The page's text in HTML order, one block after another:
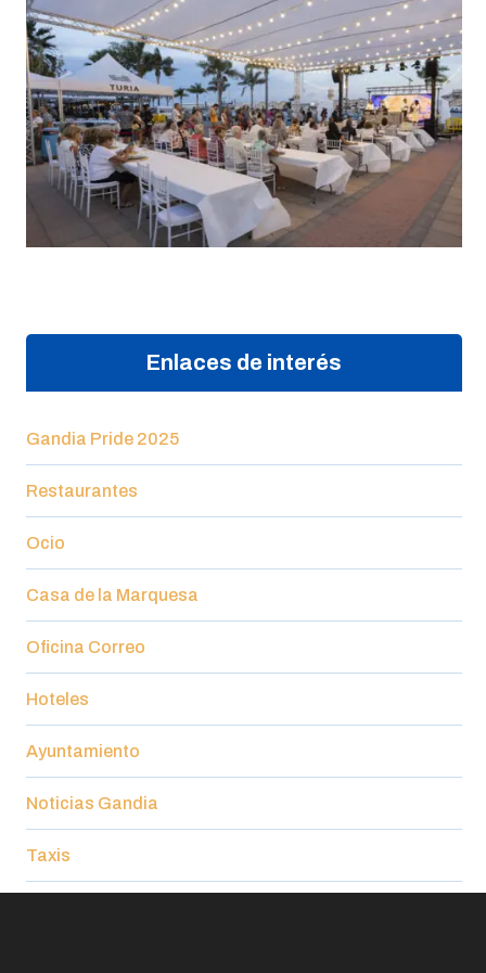
Enlaces de interés
Gandia Pride 2025
Restaurantes
Ocio
Casa de la Marquesa
Oficina Correo
Hoteles
Ayuntamiento
Noticias Gandia
Taxis